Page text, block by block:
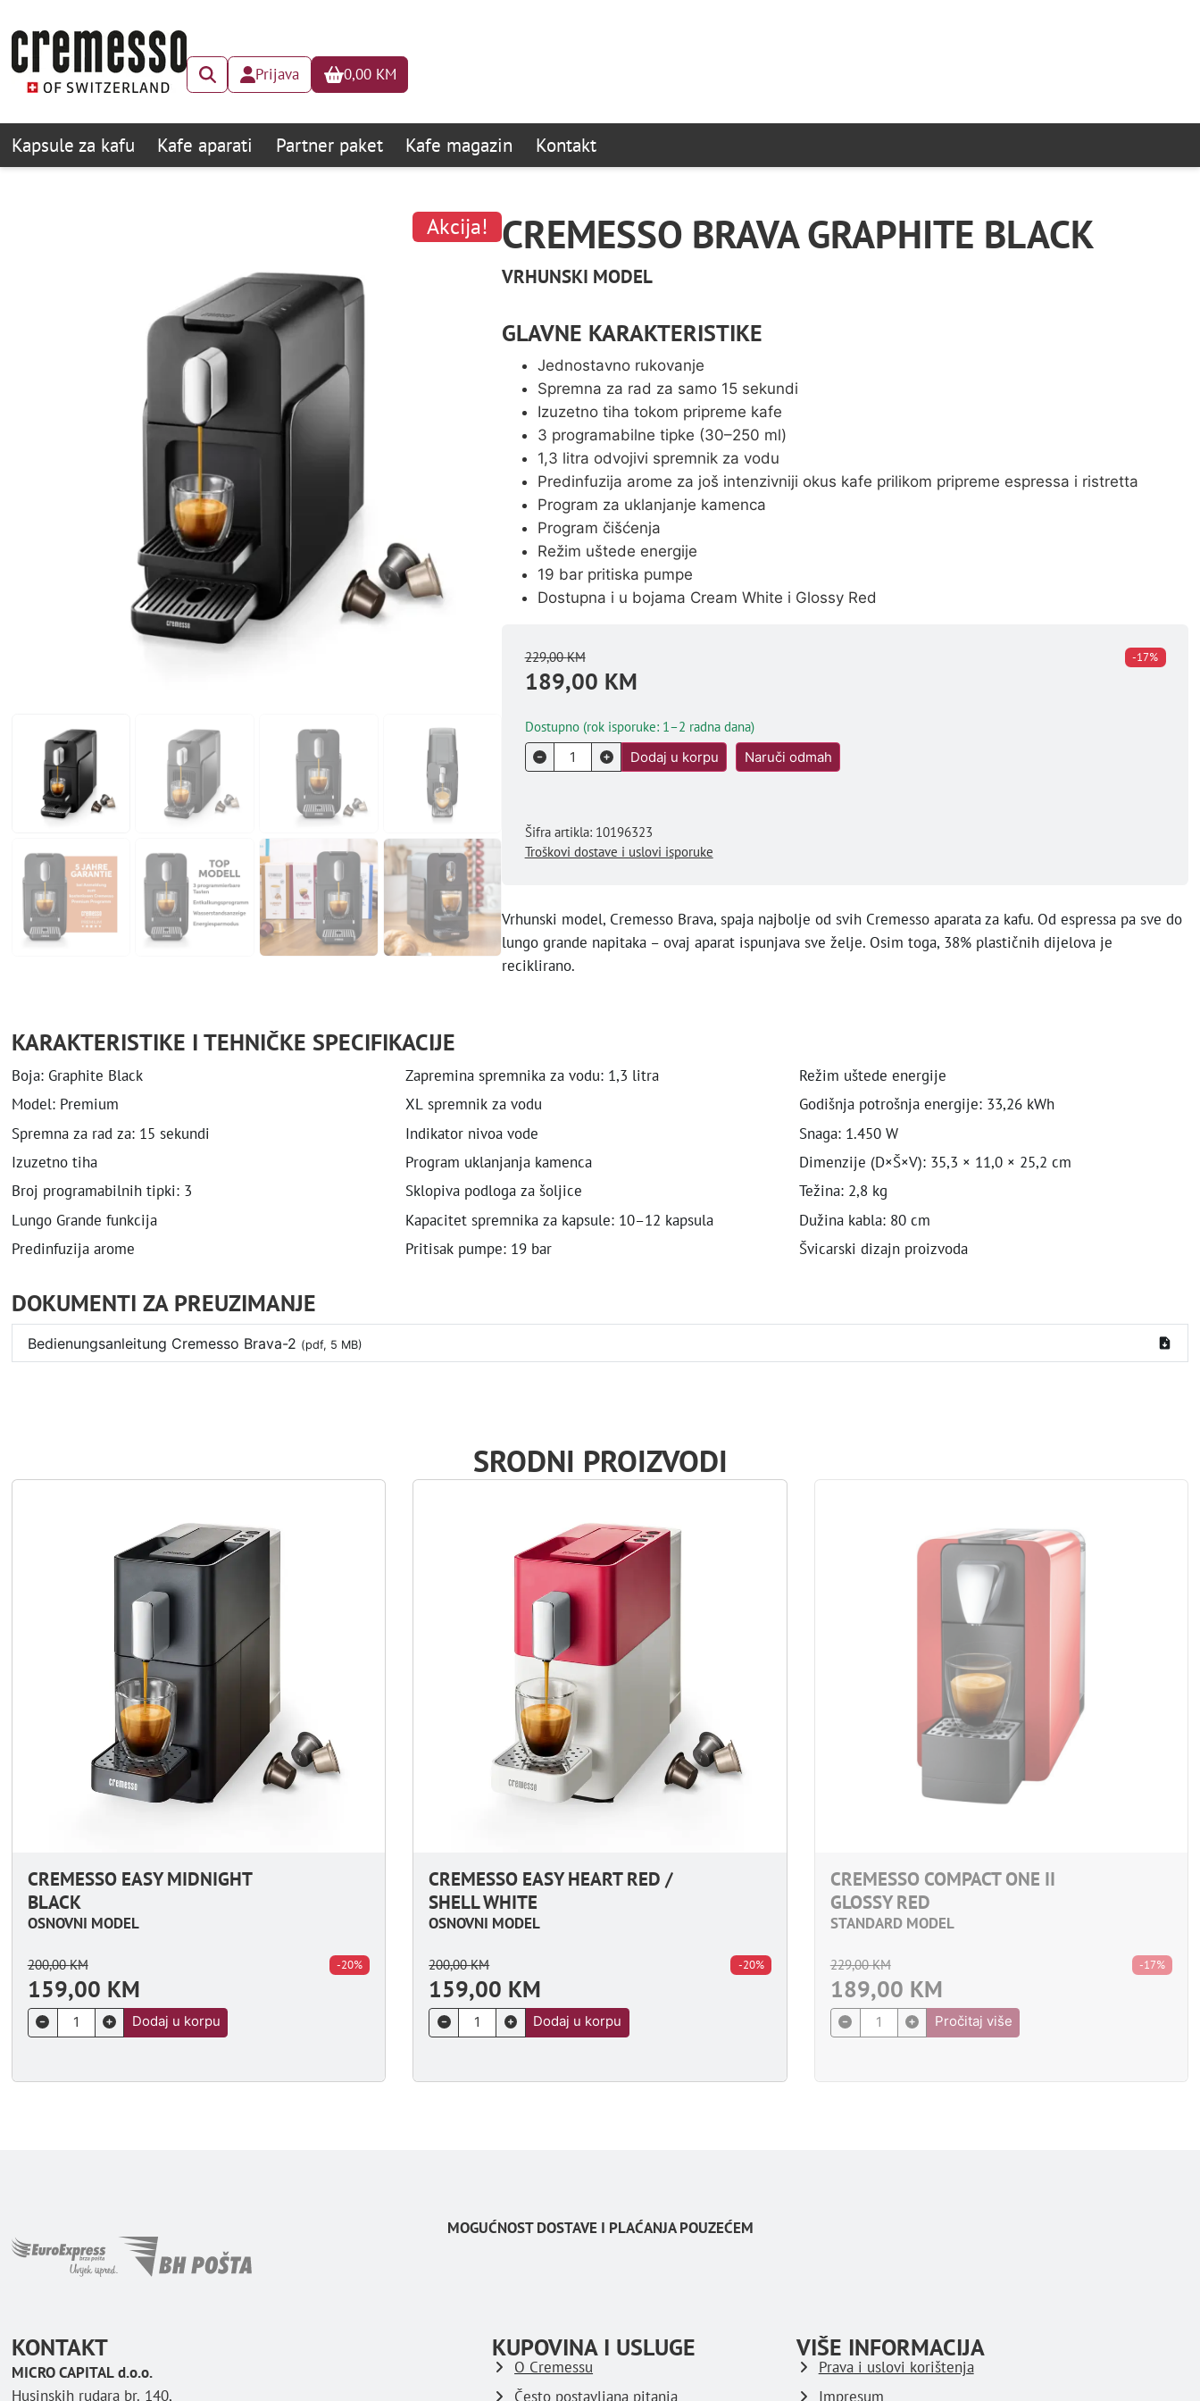
Prijava 0,00 KM
Kapsule za kafu Kafe aparati Partner paket Kafe magazin Kontakt
Akcija! CREMESSO BRAVA GRAPHITE BLACK
VRHUNSKI MODEL
GLAVNE KARAKTERISTIKE
Jednostavno rukovanje
Spremna za rad za samo 15 sekundi
Izuzetno tiha tokom pripreme kafe
3 programabilne tipke (30–250 ml)
1,3 litra odvojivi spremnik za vodu
Predinfuzija arome za još intenzivniji okus kafe prilikom pripreme espressa i ristretta
Program za uklanjanje kamenca
Program čišćenja
Režim uštede energije
19 bar pritiska pumpe
Dostupna i u bojama Cream White i Glossy Red
229,00KM
189,00 KM
-17%
Dostupno (rok isporuke: 1–2 radna dana)
Dodaj u korpu
Naruči odmah
Šifra artikla: 10196323
Troškovi dostave i uslovi isporuke
Vrhunski model, Cremesso Brava, spaja najbolje od svih Cremesso aparata za kafu. Od espressa pa sve do
lungo grande napitaka – ovaj aparat ispunjava sve želje. Osim toga, 38% plastičnih dijelova je
reciklirano.
KARAKTERISTIKE I TEHNIČKE SPECIFIKACIJE
Boja: Graphite Black
Model: Premium
Spremna za rad za: 15 sekundi
Izuzetno tiha
Broj programabilnih tipki: 3
Lungo Grande funkcija
Predinfuzija arome
Zapremina spremnika za vodu: 1,3 litra
XL spremnik za vodu
Indikator nivoa vode
Program uklanjanja kamenca
Sklopiva podloga za šoljice
Kapacitet spremnika za kapsule: 10–12 kapsula
Pritisak pumpe: 19 bar
Režim uštede energije
Godišnja potrošnja energije: 33,26 kWh
Snaga: 1.450 W
Dimenzije (D×Š×V): 35,3 × 11,0 × 25,2 cm
Težina: 2,8 kg
Dužina kabla: 80 cm
Švicarski dizajn proizvoda
DOKUMENTI ZA PREUZIMANJE
Bedienungsanleitung Cremesso Brava-2 (pdf, 5 MB)
SRODNI PROIZVODI
CREMESSO EASY MIDNIGHT
BLACK
OSNOVNI MODEL
200,00KM
159,00 KM
-20%
Dodaj u korpu
CREMESSO EASY HEART RED /
SHELL WHITE
OSNOVNI MODEL
200,00KM
159,00 KM
-20%
Dodaj u korpu
CREMESSO COMPACT ONE II
GLOSSY RED
STANDARD MODEL
229,00KM
189,00 KM
-17%
Pročitaj više
MOGUĆNOST DOSTAVE I PLAĆANJA POUZEĆEM
KONTAKT
MICRO CAPITAL d.o.o.
Husinskih rudara br. 140,
KUPOVINA I USLUGE
O Cremessu
Često postavljana pitanja
VIŠE INFORMACIJA
Prava i uslovi korištenja
Impresum